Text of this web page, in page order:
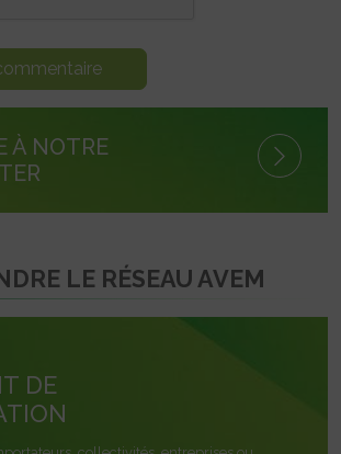
À NOTRE
LE RÉSEAU AVEM
DE